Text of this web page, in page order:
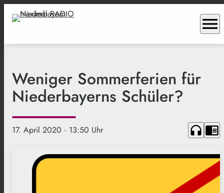
menu
Weniger Sommerferien für
Niederbayerns Schüler?
17. April 2020 · 13:50 Uhr headphones chrome_reader_mode